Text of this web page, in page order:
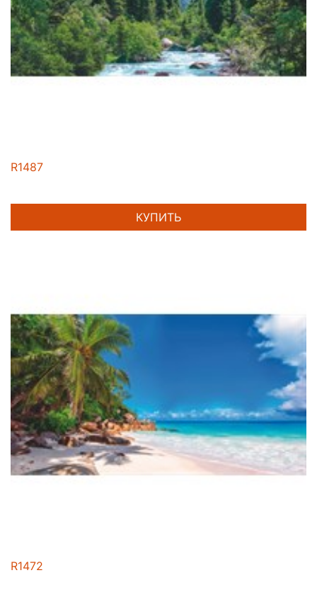
R1487
КУПИТЬ
R1472